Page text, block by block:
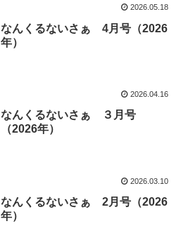
2026.05.18
なんくるないさぁ 4月号（2026
年）
2026.04.16
なんくるないさぁ ３月号
（2026年）
2026.03.10
なんくるないさぁ 2月号（2026
年）